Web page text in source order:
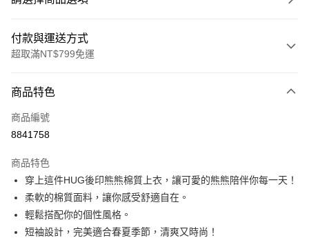
付款與運送方式
超取滿NT$799免運
信用卡一次付款
超商取貨付款
Apple Pay
街口支付
悠遊付
商品特色
商品編號
8841758
商品特色
穿上這件HUG後印熊熊棉質上衣，讓可愛的熊熊陪伴你每一天！
柔軟的棉質面料，讓你感受舒適自在。
輕鬆搭配你的個性風格。
短袖設計，完美適合春夏季節，清爽又時尚！